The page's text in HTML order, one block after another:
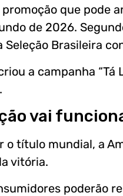
que pode
de 2026.
Brasileira
a campanha
vai
o título mundial, a
vitória.
poderão